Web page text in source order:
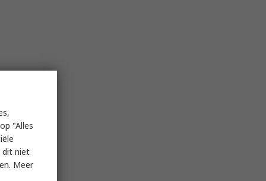
"Alles
dit niet
Meer